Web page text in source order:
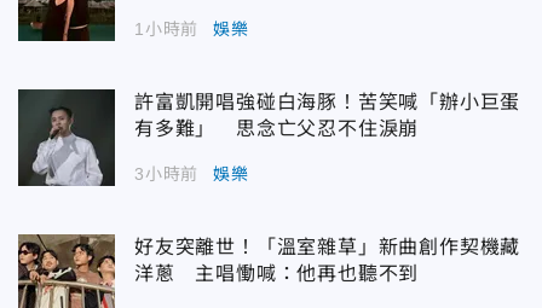
1小時前 娛樂
許富凱開唱強碰白海豚！苦笑喊「辦小巨蛋
有多難」 思念亡父忍不住淚崩
3小時前 娛樂
好友突離世！「溫室雜草」新曲創作契機藏
洋蔥 主唱慟喊：他再也聽不到